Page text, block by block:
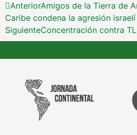
AnteriorAmigos de la Tierra de
Caribe condena la agresión
SiguienteConcentración contra